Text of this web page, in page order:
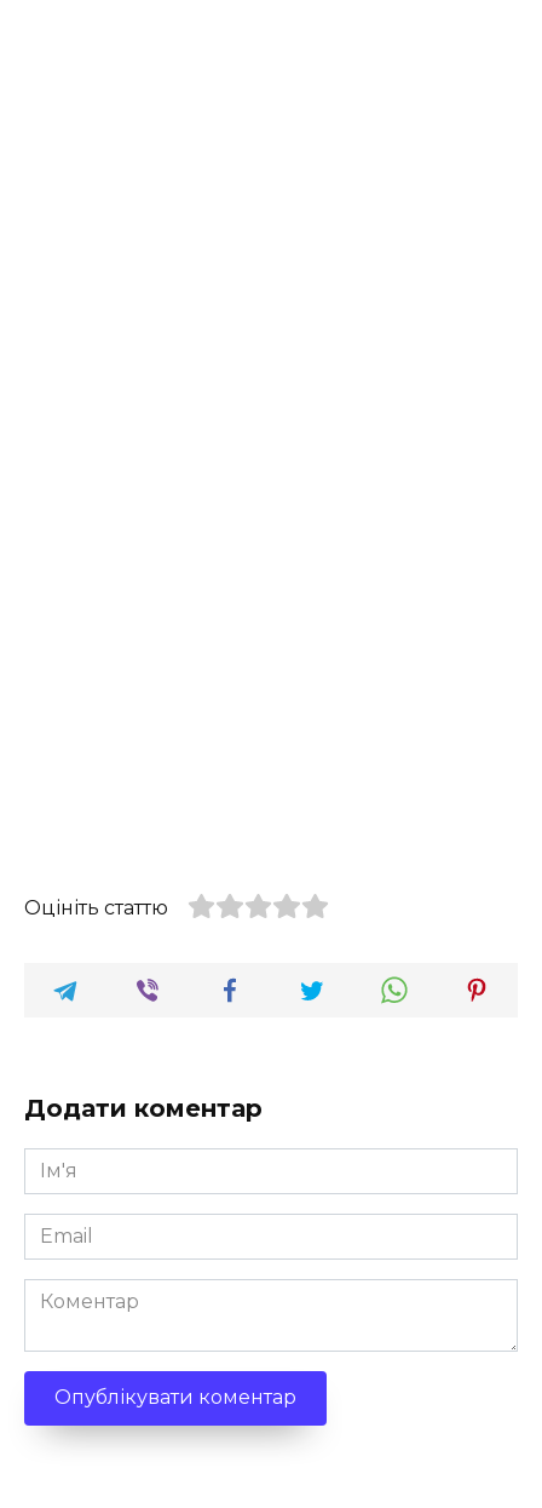
Оцініть статтю
Додати коментар
Ім'я
*
Email
*
Коментар